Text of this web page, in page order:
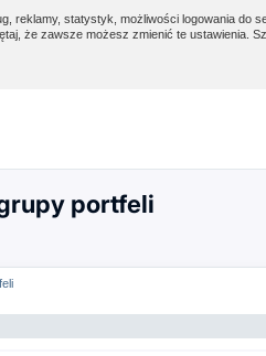
reklamy, statystyk, możliwości logowania do
że zawsze możesz zmienić te ustawienia.
portfeli